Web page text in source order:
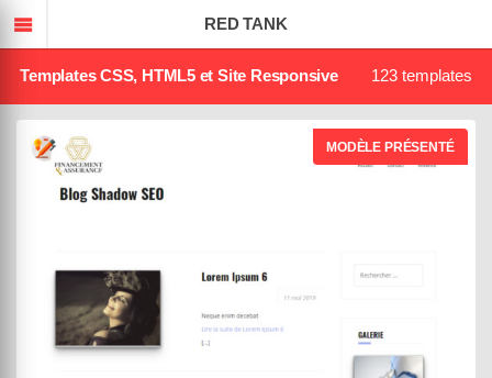
Templates CSS, HTML5 et Site Responsive 123 templates
MODÈLE PRÉSENTÉ
MowXml Black Panda
TEMPLATED
RED TANK